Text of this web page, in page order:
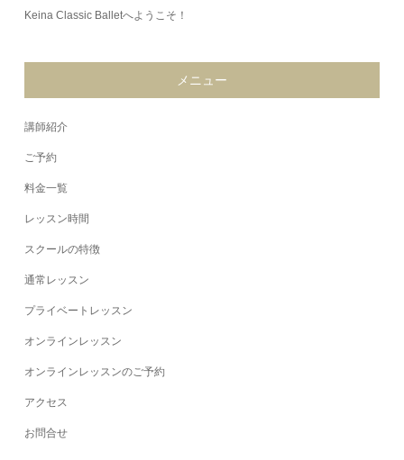
Keina Classic Balletへようこそ！
メニュー
講師紹介
ご予約
料金一覧
レッスン時間
スクールの特徴
通常レッスン
プライベートレッスン
オンラインレッスン
オンラインレッスンのご予約
アクセス
お問合せ